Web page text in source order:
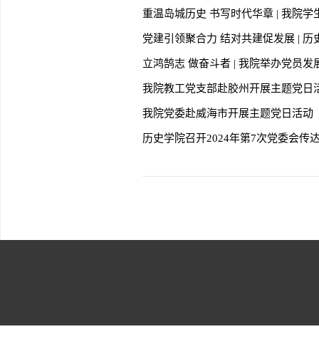
重温岛城历史 书写时代华章 | 我院
党建引领聚合力 结对共建促发展 |
立鸿鹄志 做奋斗者 | 我院举办党员
我院教工党支部赴胶州开展主题党日
我院党委赴威海市开展主题党日活动
历史学院召开2024年第7次党委会传